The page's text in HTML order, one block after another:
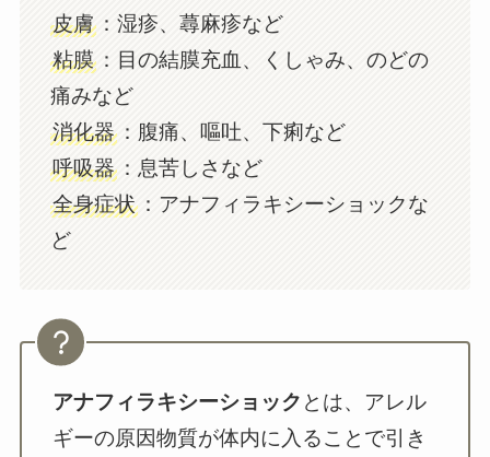
皮膚 ：湿疹、蕁麻疹など
粘膜 ：目の結膜充血、くしゃみ、のどの
痛みなど
消化器 ：腹痛、嘔吐、下痢など
呼吸器 ：息苦しさなど
全身症状 ：アナフィラキシーショックな
ど
アナフィラキシーショック とは、アレル
ギーの原因物質が体内に入ることで引き